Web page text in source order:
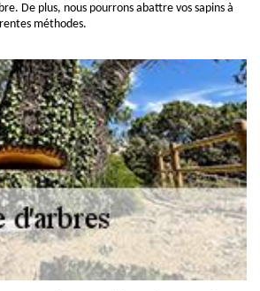
De plus, nous pourrons abattre vos sapins à
méthodes.